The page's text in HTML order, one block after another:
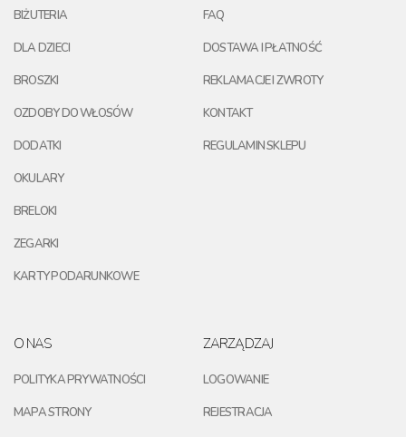
BIŻUTERIA
DLA DZIECI
BROSZKI
OZDOBY DO WŁOSÓW
DODATKI
OKULARY
BRELOKI
ZEGARKI
KARTY PODARUNKOWE
FAQ
DOSTAWA I PŁATNOŚĆ
REKLAMACJE I ZWROTY
KONTAKT
REGULAMIN SKLEPU
O NAS
POLITYKA PRYWATNOŚCI
MAPA STRONY
ZARZĄDZAJ
LOGOWANIE
REJESTRACJA